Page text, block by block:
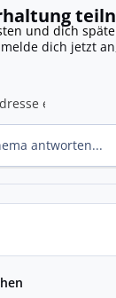
und dich
melde dich jetzt an
antworten...